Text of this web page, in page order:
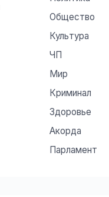
Общество
Культура
ЧП
Мир
Криминал
Здоровье
Акорда
Парламент